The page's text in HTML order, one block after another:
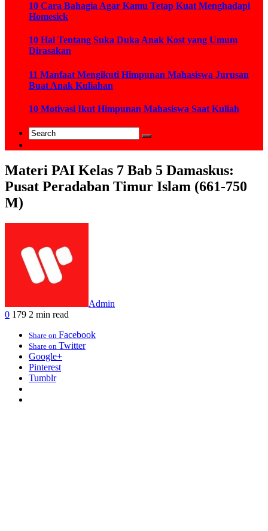
10 Cara Bahagia Agar Kamu Tetap Kuat Menghadapi
Homesick
10 Hal Tentang Suka Duka Anak Kost yang Umum
Dirasakan
11 Manfaat Mengikuti Himpunan Mahasiswa Jurusan
Buat Anak Kuliahan
10 Motivasi Ikut Himpunan Mahasiswa Saat Kuliah
Materi PAI Kelas 7 Bab 5 Damaskus:
Pusat Peradaban Timur Islam (661-750
M)
Admin
0 179 2 min read
Share on Facebook
Share on Twitter
Google+
Pinterest
Tumblr